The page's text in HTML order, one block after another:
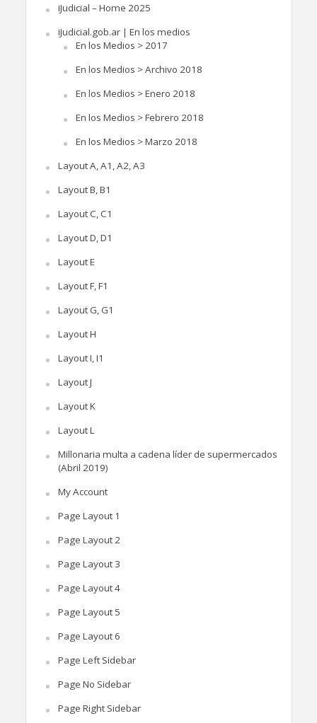
iJudicial – Home 2025
iJudicial.gob.ar | En los medios
En los Medios > 2017
En los Medios > Archivo 2018
En los Medios > Enero 2018
En los Medios > Febrero 2018
En los Medios > Marzo 2018
Layout A, A1, A2, A3
Layout B, B1
Layout C, C1
Layout D, D1
Layout E
Layout F, F1
Layout G, G1
Layout H
Layout I, I1
Layout J
Layout K
Layout L
Millonaria multa a cadena líder de supermercados
(Abril 2019)
My Account
Page Layout 1
Page Layout 2
Page Layout 3
Page Layout 4
Page Layout 5
Page Layout 6
Page Left Sidebar
Page No Sidebar
Page Right Sidebar